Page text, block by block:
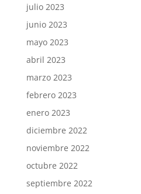
julio 2023
junio 2023
mayo 2023
abril 2023
marzo 2023
febrero 2023
enero 2023
diciembre 2022
noviembre 2022
octubre 2022
septiembre 2022